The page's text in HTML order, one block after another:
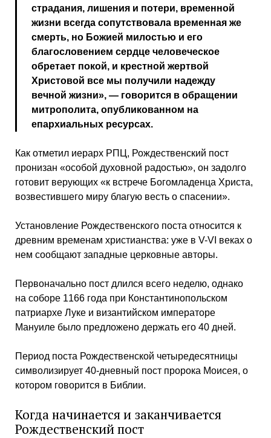
страдания, лишения и потери, временной
жизни всегда сопутствовала временная же
смерть, но Божией милостью и его
благословением сердце человеческое
обретает покой, и крестной жертвой
Христовой все мы получили надежду
вечной жизни», — говорится в обращении
митрополита, опубликованном на
епархиальных ресурсах.
Как отметил иерарх РПЦ, Рождественский пост
пронизан «особой духовной радостью», он задолго
готовит верующих «к встрече Богомладенца Христа,
возвестившего миру благую весть о спасении».
Установление Рождественского поста относится к
древним временам христианства: уже в V-VI веках о
нем сообщают западные церковные авторы.
Первоначально пост длился всего неделю, однако
на соборе 1166 года при Константинопольском
патриархе Луке и византийском императоре
Мануиле было предложено держать его 40 дней.
Период поста Рождественской четыредесятницы
символизирует 40-дневный пост пророка Моисея, о
котором говорится в Библии.
Когда начинается и заканчивается
Рождественский пост